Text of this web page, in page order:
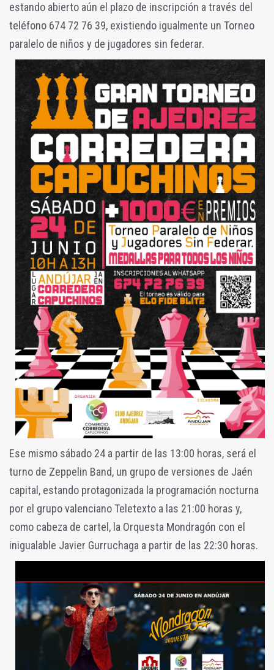
estando abierto aún el plazo de inscripción a través del
teléfono 674 72 76 39, existiendo igualmente un Torneo
paralelo de niños y de jugadores sin federar.
Ese mismo sábado 24 a partir de las 13:00 horas, será el
turno de Zeppelin Band, un grupo de versiones de Jaén
capital, estando protagonizada la programación nocturna
por el grupo valenciano Teletexto a las 21:00 horas y,
como cabeza de cartel, la Orquesta Mondragón con el
inigualable Javier Gurruchaga a partir de las 22:30 horas.